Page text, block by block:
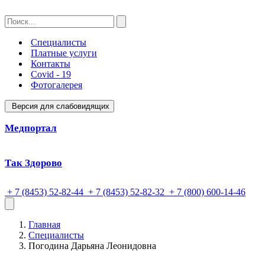
Специалисты
Платные услуги
Контакты
Covid - 19
Фотогалерея
Версия для слабовидящих
Медпортал
Так Здорово
+ 7 (8453) 52-82-44 + 7 (8453) 52-82-32 + 7 (800) 600-14-46
Главная
Специалисты
Погодина Дарьяна Леонидовна